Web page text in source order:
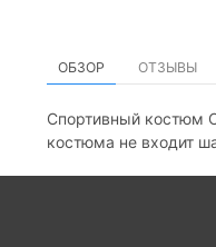
ОБЗОР ОТЗЫВЫ
Спортивный костюм
костюма не входит